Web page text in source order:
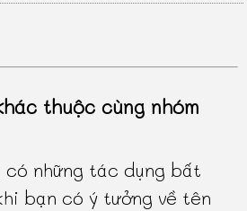
thuộc cùng nhóm
có những tác dụng bất
bạn có ý tưởng về tên